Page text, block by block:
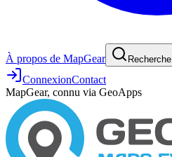
À propos de MapGear Recherche
ConnexionContact
MapGear, connu via GeoApps